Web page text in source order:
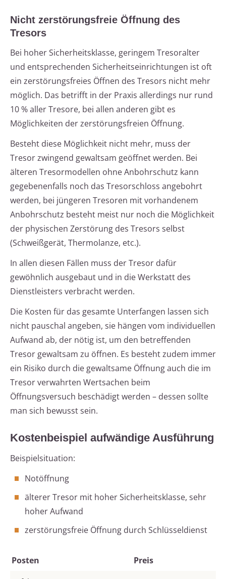
Nicht zerstörungsfreie Öffnung des
Tresors
Bei hoher Sicherheitsklasse, geringem Tresoralter
und entsprechenden Sicherheitseinrichtungen ist oft
ein zerstörungsfreies Öffnen des Tresors nicht mehr
möglich. Das betrifft in der Praxis allerdings nur rund
10 % aller Tresore, bei allen anderen gibt es
Möglichkeiten der zerstörungsfreien Öffnung.
Besteht diese Möglichkeit nicht mehr, muss der
Tresor zwingend gewaltsam geöffnet werden. Bei
älteren Tresormodellen ohne Anbohrschutz kann
gegebenenfalls noch das Tresorschloss angebohrt
werden, bei jüngeren Tresoren mit vorhandenem
Anbohrschutz besteht meist nur noch die Möglichkeit
der physischen Zerstörung des Tresors selbst
(Schweißgerät, Thermolanze, etc.).
In allen diesen Fällen muss der Tresor dafür
gewöhnlich ausgebaut und in die Werkstatt des
Dienstleisters verbracht werden.
Die Kosten für das gesamte Unterfangen lassen sich
nicht pauschal angeben, sie hängen vom individuellen
Aufwand ab, der nötig ist, um den betreffenden
Tresor gewaltsam zu öffnen. Es besteht zudem immer
ein Risiko durch die gewaltsame Öffnung auch die im
Tresor verwahrten Wertsachen beim
Öffnungsversuch beschädigt werden – dessen sollte
man sich bewusst sein.
Kostenbeispiel aufwändige Ausführung
Beispielsituation:
Notöffnung
älterer Tresor mit hoher Sicherheitsklasse, sehr
hoher Aufwand
zerstörungsfreie Öffnung durch Schlüsseldienst
Posten Preis